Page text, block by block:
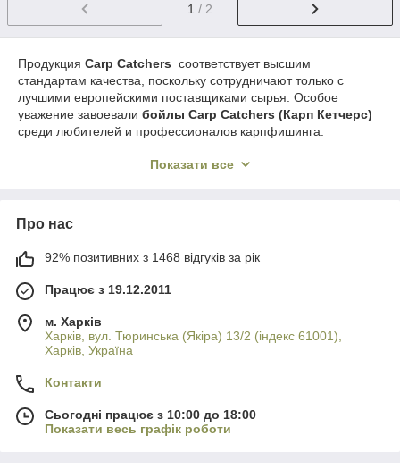
1 / 2
Продукция Carp Catchers соответствует высшим
стандартам качества, поскольку сотрудничают только с
лучшими европейскими поставщиками сырья. Особое
уважение завоевали бойлы Carp Catchers (Карп Кетчерс)
среди любителей и профессионалов карпфишинга.
Бойлы RED и YESS
Насадочные бойлы серии Sport
Ликвиды
Стик-миксы RED и YESS
Пеллетс.
Показати все
Про нас
92% позитивних з 1468 відгуків за рік
Працює з 19.12.2011
м. Харків
Харків, вул. Тюринська (Якіра) 13/2 (індекс 61001),
Харків, Україна
Контакти
Сьогодні працює з 10:00 до 18:00
Показати весь графік роботи